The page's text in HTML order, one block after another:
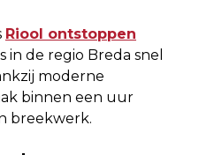
Riool ontstoppen
in de regio Breda snel
moderne
binnen een uur
breekwerk.